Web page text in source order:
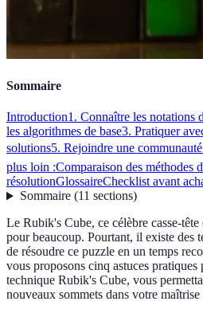
Sommaire
Introduction1. Connaître les notations
les algorithmes de base3. Pratiquer
solutions5. Rejoindre une
plus loin :Comparaison des méthodes
résolutionGlossaireChecklist avant
Sommaire(11 sections)
Le Rubik's Cube, ce célèbre casse-
pour beaucoup. Pourtant, il existe des
de résoudre ce puzzle en un temps
vous proposons cinq astuces
technique Rubik's Cube, vous
nouveaux sommets dans votre